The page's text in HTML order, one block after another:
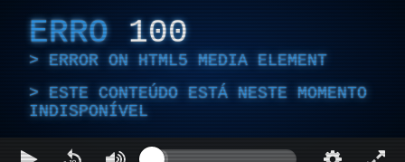
ERRO 100
ERROR ON HTML5 MEDIA ELEMENT
ESTE CONTEÚDO ESTÁ NESTE MOMENTO
INDISPONÍVEL